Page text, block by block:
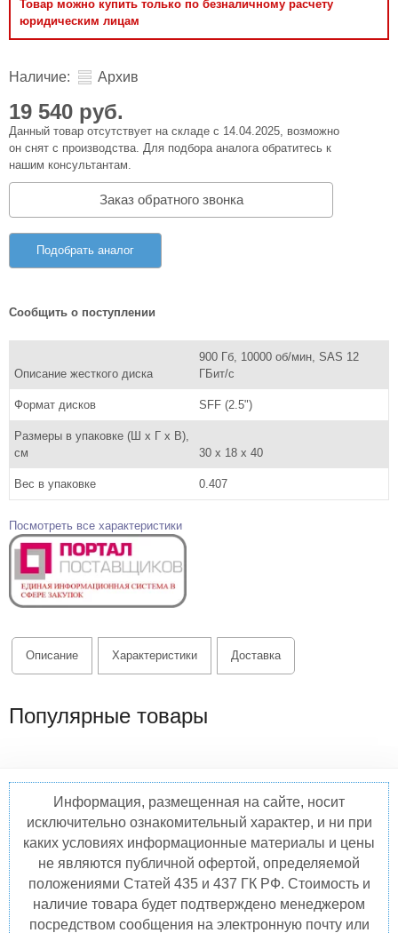
Товар можно купить только по безналичному расчету
юридическим лицам
Наличие: Архив
19 540 руб.
Данный товар отсутствует на складе с 14.04.2025, возможно
он снят с производства. Для подбора аналога обратитесь к
нашим консультантам.
Заказ обратного звонка
Подобрать аналог
Сообщить о поступлении
Описание жесткого диска
900 Гб, 10000 об/мин, SAS 12
ГБит/с
Формат дисков SFF (2.5")
Размеры в упаковке (Ш x Г x В),
см
30 x 18 x 40
Вес в упаковке 0.407
Посмотреть все характеристики
Описание Характеристики Доставка
Популярные товары
Информация, размещенная на сайте, носит
исключительно ознакомительный характер, и ни при
каких условиях информационные материалы и цены
не являются публичной офертой, определяемой
положениями Статей 435 и 437 ГК РФ. Стоимость и
наличие товара будет подтверждено менеджером
посредством сообщения на электронную почту или